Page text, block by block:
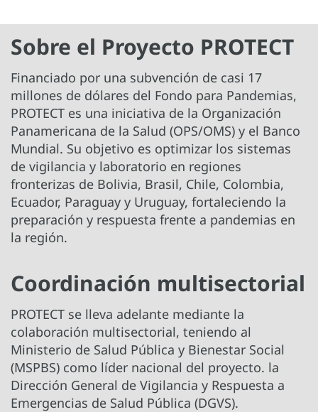
Sobre el Proyecto PROTECT
Financiado por una subvención de casi 17
millones de dólares del Fondo para Pandemias,
PROTECT es una iniciativa de la Organización
Panamericana de la Salud (OPS/OMS) y el Banco
Mundial. Su objetivo es optimizar los sistemas
de vigilancia y laboratorio en regiones
fronterizas de Bolivia, Brasil, Chile, Colombia,
Ecuador, Paraguay y Uruguay, fortaleciendo la
preparación y respuesta frente a pandemias en
la región.
Coordinación multisectorial
PROTECT se lleva adelante mediante la
colaboración multisectorial, teniendo al
Ministerio de Salud Pública y Bienestar Social
(MSPBS) como líder nacional del proyecto. la
Dirección General de Vigilancia y Respuesta a
Emergencias de Salud Pública (DGVS).